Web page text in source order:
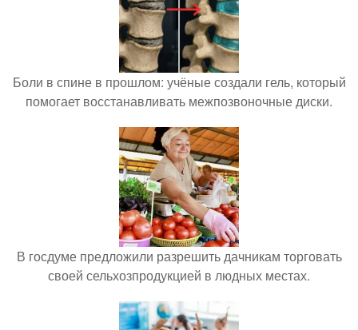
Боли в спине в прошлом: учёные создали гель, который
помогает восстанавливать межпозвоночные диски.
В госдуме предложили разрешить дачникам торговать
своей сельхозпродукцией в людных местах.